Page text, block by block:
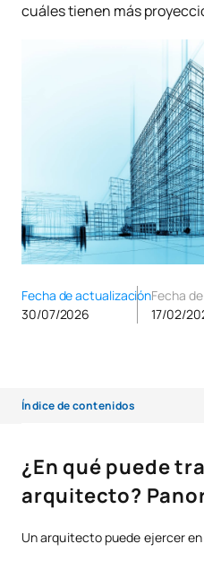
cuáles tienen más
Fecha de actualización
30/07/2026
Fecha
17/02/
Índice de contenidos
Las principales salidas
¿Qué formación necesitas para
¿En qué puede
arquitecto?
Un arquitecto puede ejercer